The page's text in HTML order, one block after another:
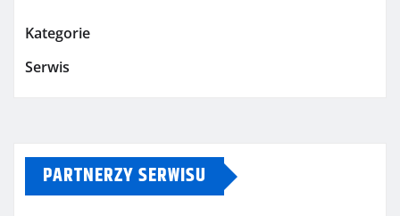
Kategorie
Serwis
PARTNERZY SERWISU